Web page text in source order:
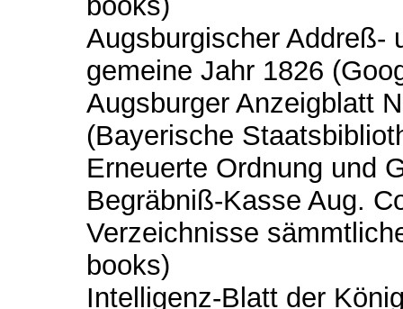
Augsburgischer Addreß-
gemeine Jahr 1826
Augsburger Anzeigblatt
(Bayerische
Erneuerte Ordnung und
Begräbniß-Kasse Aug.
Verzeichnisse
books)
Intelligenz-Blatt der